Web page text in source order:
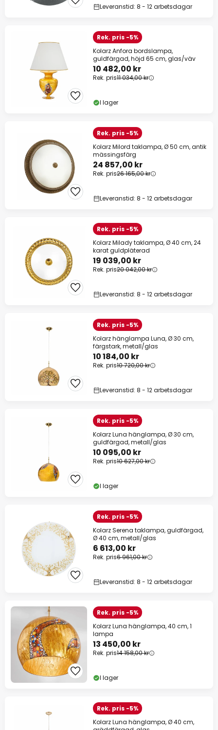
Leveranstid: 8 - 12 arbetsdagar
Rek. pris -5%
Kolarz Anfora bordslampa,
guldfärgad, höjd 65 cm, glas/väv
10 482,00 kr
Rek. pris11 034,00 kr
I lager
Rek. pris -5%
Kolarz Milord taklampa, Ø 50 cm, antik
mässingsfärg
24 857,00 kr
Rek. pris26 165,00 kr
Leveranstid: 8 - 12 arbetsdagar
Rek. pris -5%
Kolarz Milady taklampa, Ø 40 cm, 24
karat guldpläterad
19 039,00 kr
Rek. pris20 042,00 kr
Leveranstid: 8 - 12 arbetsdagar
Rek. pris -5%
Kolarz hänglampa Luna, Ø 30 cm,
färgstark, metall/glas
10 184,00 kr
Rek. pris10 720,00 kr
Leveranstid: 8 - 12 arbetsdagar
Rek. pris -5%
Kolarz Luna hänglampa, Ø 30 cm,
guldfärgad, metall/glas
10 095,00 kr
Rek. pris10 627,00 kr
I lager
Rek. pris -5%
Kolarz Serena taklampa, guldfärgad,
Ø 40 cm, metall/glas
6 613,00 kr
Rek. pris6 961,00 kr
Leveranstid: 8 - 12 arbetsdagar
Rek. pris -5%
Kolarz Luna hänglampa, 40 cm, 1
lampa
13 450,00 kr
Rek. pris14 158,00 kr
I lager
Rek. pris -5%
Kolarz Luna hänglampa, Ø 40 cm,